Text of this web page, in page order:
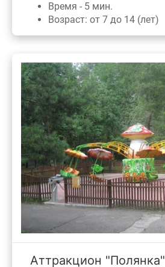
Время - 5 мин.
Возраст: от 7 до 14 (лет)
Аттракцион "Полянка"